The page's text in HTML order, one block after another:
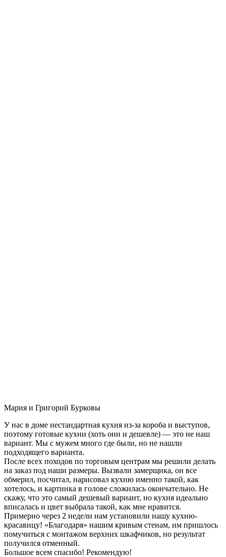
Мария и Григорий Бурковы
У нас в доме нестандартная кухня из-за короба и выступов,
поэтому готовые кухни (хоть они и дешевле) — это не наш
вариант. Мы с мужем много где были, но не нашли
подходящего варианта.
После всех походов по торговым центрам мы решили делать
на заказ под наши размеры. Вызвали замерщика, он все
обмерил, посчитал, нарисовал кухню именно такой, как
хотелось, и картинка в голове сложилась окончательно. Не
скажу, что это самый дешевый вариант, но кухня идеально
вписалась и цвет выбрала такой, как мне нравится.
Примерно через 2 недели нам установили нашу кухню-
красавицу! «Благодаря» нашим кривым стенам, им пришлось
помучиться с монтажом верхних шкафчиков, но результат
получился отменный.
Большое всем спасибо! Рекомендую!